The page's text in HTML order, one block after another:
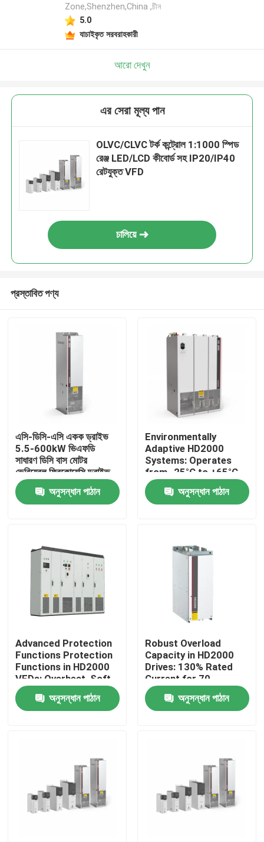
বাড়ি
আমাদের সম্পর্কে
কারখানা পরিদর্শন
গুণমান নিয়ন্ত্রণ
একটি উদ্ধৃতি অনুরোধ করুন
Zone,Shenzhen,China ,চীন
5.0
যাচাইকৃত সরবরাহকারী
আরো দেখুন
এর সেরা মূল্য পান
OLVC/CLVC টর্ক কন্ট্রোল 1:1000 স্পিড
রেঞ্জ LED/LCD কীবোর্ড সহ IP20/IP40
রেটযুক্ত VFD
চালিয়ে
প্রস্তাবিত পণ্য
এসি-ডিসি-এসি একক ড্রাইভ
5.5-600kW ভিএফডি
সাধারণ ডিসি বাস মোটর
ভেরিয়েবল ফ্রিকোয়েন্সি ড্রাইভ
লিফটের জন্য
অনুসন্ধান পাঠান
Environmentally
Adaptive HD2000
Systems: Operates
from -25°C to +65°C
and Humidity Up to
85%
অনুসন্ধান পাঠান
Advanced Protection
Functions Protection
Functions in HD2000
VFDs: Overheat, Soft-
Start, and IGBT Safety
অনুসন্ধান পাঠান
Robust Overload
Capacity in HD2000
Drives: 130% Rated
Current for 70
Seconds
অনুসন্ধান পাঠান